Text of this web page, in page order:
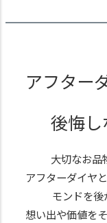
アフター
後悔
大切なお品
アフターダイヤ
モンドを後
想い出や価値を